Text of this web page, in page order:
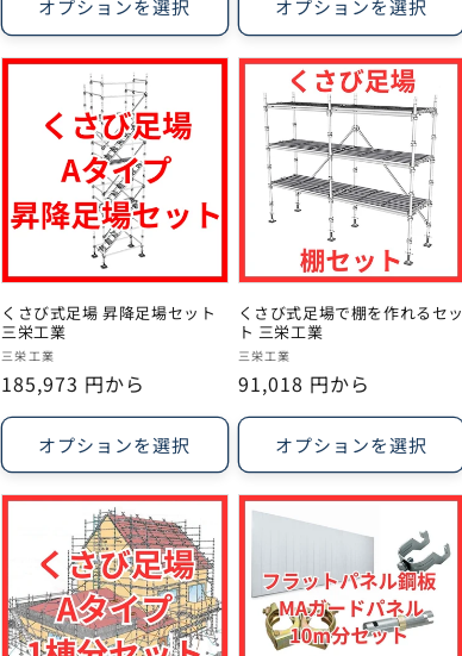
格
オプションを選択
格
オプションを選択
くさび式足場 昇降足場セット
三栄工業
販
売
元:
三栄工業
通
常
価
格
185,973 円から
オプションを選択
くさび式足場で棚を作れるセッ
ト 三栄工業
販
売
元:
三栄工業
通
常
価
格
91,018 円から
オプションを選択